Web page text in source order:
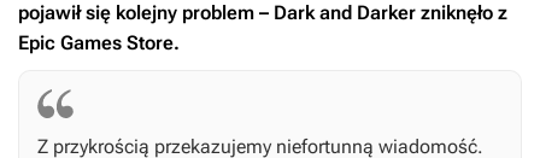
pojawił się kolejny problem – Dark and Darker zniknęło z
Epic Games Store.
Z przykrością przekazujemy niefortunną wiadomość.